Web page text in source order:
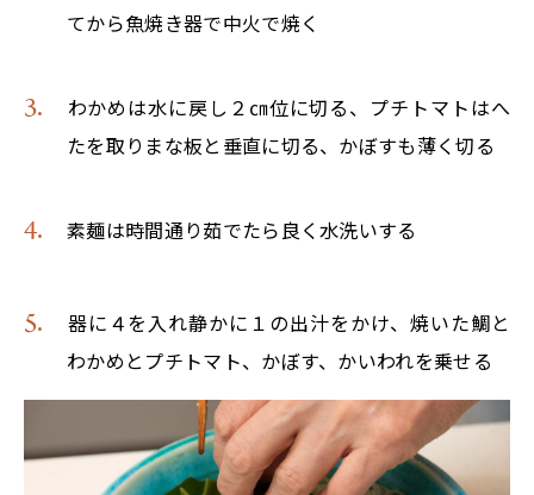
てから魚焼き器で中火で焼く
わかめは水に戻し２㎝位に切る、プチトマトはへ
たを取りまな板と垂直に切る、かぼすも薄く切る
素麺は時間通り茹でたら良く水洗いする
器に４を入れ静かに１の出汁をかけ、焼いた鯛と
わかめとプチトマト、かぼす、かいわれを乗せる